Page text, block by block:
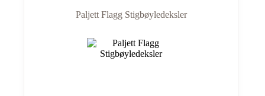
Paljett Flagg Stigbøyledeksler